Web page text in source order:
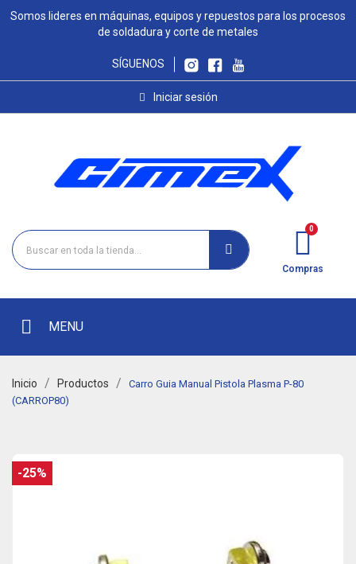
Somos lideres en máquinas, equipos y repuestos para los procesos
de soldadura y corte de metales
SÍGUENOS
Iniciar sesión
Compras
MENU
Inicio Productos
Carro Guia Manual Pistola Plasma P-80
(CARROP80)
-25%